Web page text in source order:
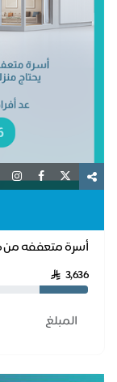
منزلهم لإعادة تأهيل
3,636